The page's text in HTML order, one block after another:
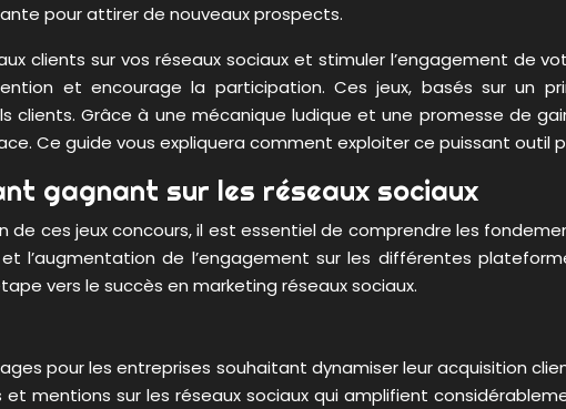
pour attirer de nouveaux prospects.
clients sur vos réseaux sociaux et stimuler l’engagement de
et encourage la participation. Ces jeux, basés sur un
Grâce à une mécanique ludique et une promesse de
Ce guide vous expliquera comment exploiter ce puissant outil
gagnant sur les réseaux sociaux
ces jeux concours, il est essentiel de comprendre les
l’augmentation de l’engagement sur les différentes
vers le succès en marketing réseaux sociaux.
pour les entreprises souhaitant dynamiser leur acquisition
mentions sur les réseaux sociaux qui amplifient